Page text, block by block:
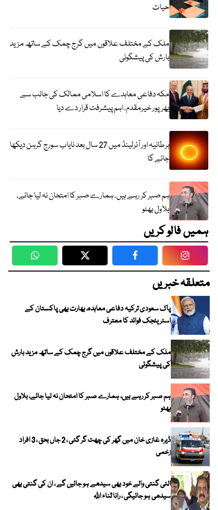
حیات
ملک کے مختلف علاقوں میں گرج چمک کے ساتھ مزید
بارش کی پیشگوئی
مکہ دفاعی معاہدے کا اسلامی ممالک کی جانب سے
بھرپور خیرمقدم، اہم پیشرفت قرار دے دیا
برطانیہ اور آئرلینڈ میں 27 سال بعد نایاب سورج گرہن دیکھا
جائے گا
ہم صبر کر رہے ہیں، ہمارے صبر کا امتحان نہ لیا جائے،
بلاول بھٹو
ہمیں فالو کریں
WhatsApp Twitter Facebook
متعلقہ خبریں
پاک سعودی ترکیہ دفاعی معاہدہ، بھارت بھی پاکستان کے
اسٹریٹجک فوائد کا معترف
ملک کے مختلف علاقوں میں گرج چمک کے ساتھ مزید بارش
کی پیشگوئی
ہم صبر کر رہے ہیں، ہمارے صبر کا امتحان نہ لیا جائے، بلاول
بھٹو
ڈیرہ غازی خان میں گھر کی چھت گر گئی ، 2 جاں بحق ، 3 افراد
زخمی
الٹی گنتی والے خود بھی سیدھے ہو جائیں گے ، ان کی گنتی بھی
سیدھی ہو جائیگی ، رانا ثناء اللہ